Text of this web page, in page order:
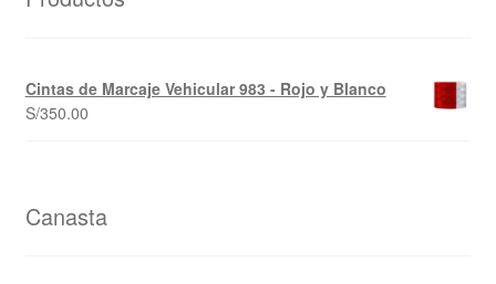
Cintas de Marcaje Vehicular 983 - Rojo y Blanco
S/350.00
Canasta